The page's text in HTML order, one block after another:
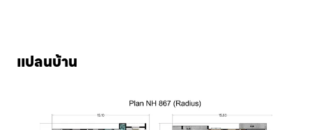
แปลนบ้าน